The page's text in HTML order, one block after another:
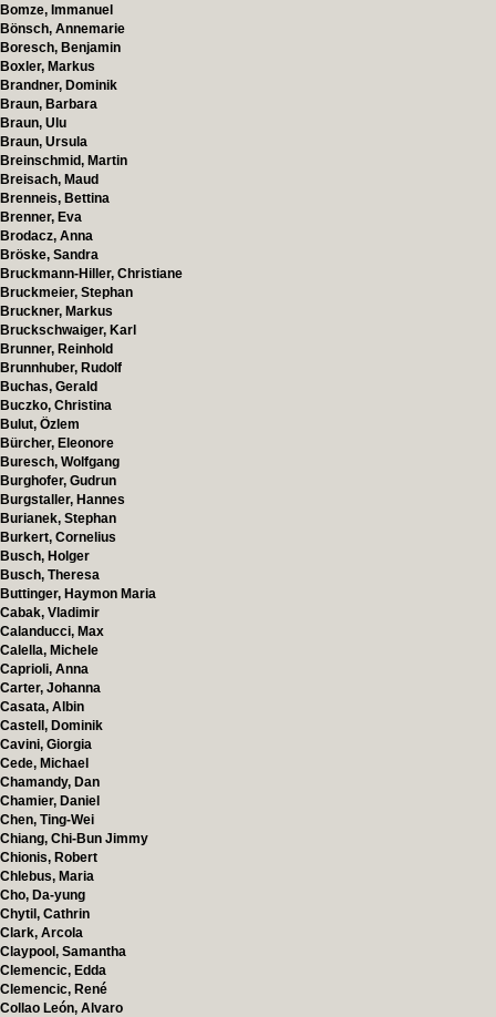
Bomze, Immanuel
Bönsch, Annemarie
Boresch, Benjamin
Boxler, Markus
Brandner, Dominik
Braun, Barbara
Braun, Ulu
Braun, Ursula
Breinschmid, Martin
Breisach, Maud
Brenneis, Bettina
Brenner, Eva
Brodacz, Anna
Bröske, Sandra
Bruckmann-Hiller, Christiane
Bruckmeier, Stephan
Bruckner, Markus
Bruckschwaiger, Karl
Brunner, Reinhold
Brunnhuber, Rudolf
Buchas, Gerald
Buczko, Christina
Bulut, Özlem
Bürcher, Eleonore
Buresch, Wolfgang
Burghofer, Gudrun
Burgstaller, Hannes
Burianek, Stephan
Burkert, Cornelius
Busch, Holger
Busch, Theresa
Buttinger, Haymon Maria
Cabak, Vladimir
Calanducci, Max
Calella, Michele
Caprioli, Anna
Carter, Johanna
Casata, Albin
Castell, Dominik
Cavini, Giorgia
Cede, Michael
Chamandy, Dan
Chamier, Daniel
Chen, Ting-Wei
Chiang, Chi-Bun Jimmy
Chionis, Robert
Chlebus, Maria
Cho, Da-yung
Chytil, Cathrin
Clark, Arcola
Claypool, Samantha
Clemencic, Edda
Clemencic, René
Collao León, Alvaro